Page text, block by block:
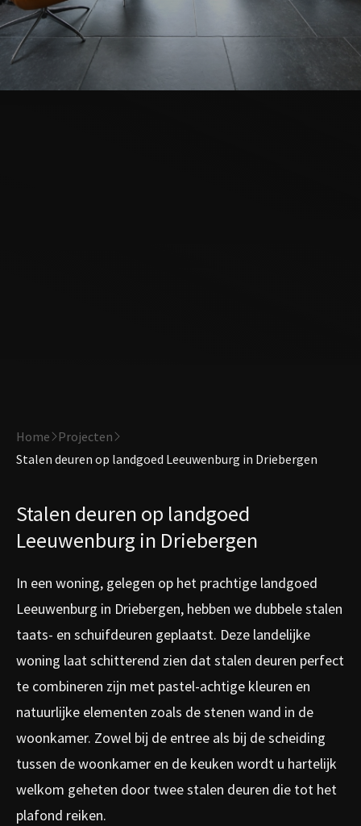
Home
Projecten
Stalen deuren op landgoed Leeuwenburg in Driebergen
Stalen deuren op landgoed
Leeuwenburg in Driebergen
In een woning, gelegen op het prachtige landgoed
Leeuwenburg in Driebergen, hebben we dubbele stalen
taats- en schuifdeuren geplaatst. Deze landelijke
woning laat schitterend zien dat stalen deuren perfect
te combineren zijn met pastel-achtige kleuren en
natuurlijke elementen zoals de stenen wand in de
woonkamer. Zowel bij de entree als bij de scheiding
tussen de woonkamer en de keuken wordt u hartelijk
welkom geheten door twee stalen deuren die tot het
plafond reiken.